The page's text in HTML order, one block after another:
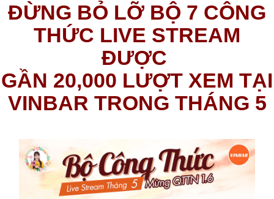
ĐỪNG BỎ LỠ BỘ 7 CÔNG
THỨC LIVE STREAM
ĐƯỢC
GẦN 20,000 LƯỢT XEM TẠI
VINBAR TRONG THÁNG 5